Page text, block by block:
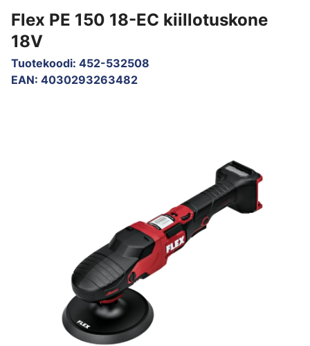
Flex PE 150 18-EC kiillotuskone
18V
Tuotekoodi: 452-532508
EAN: 4030293263482